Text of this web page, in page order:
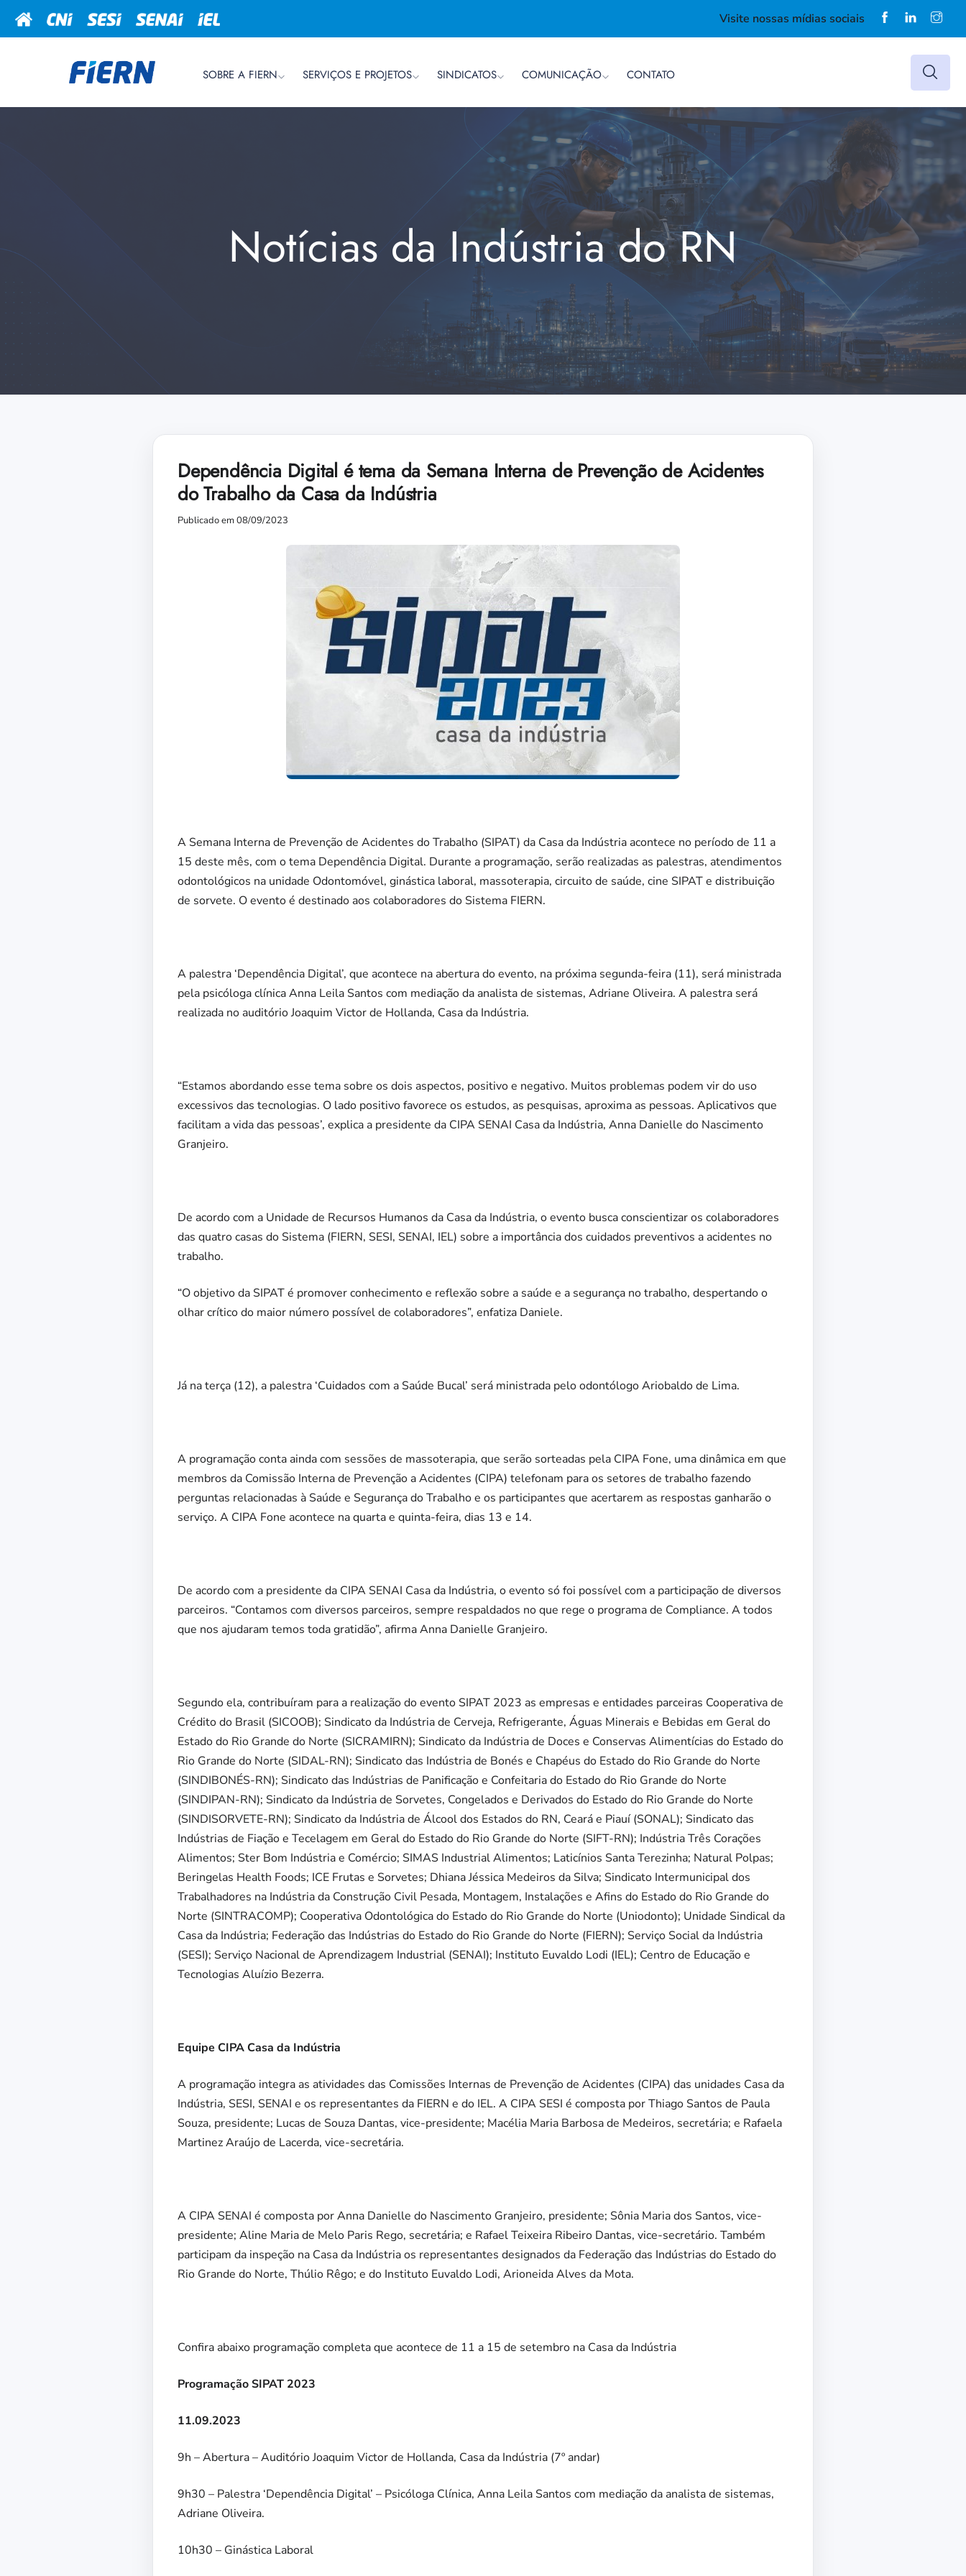
Visite nossas mídias sociais
SOBRE A FIERN SERVIÇOS E PROJETOS SINDICATOS COMUNICAÇÃO CONTATO
Notícias da Indústria do RN
Dependência Digital é tema da Semana Interna de Prevenção de Acidentes
do Trabalho da Casa da Indústria
Publicado em 08/09/2023
A Semana Interna de Prevenção de Acidentes do Trabalho (SIPAT) da Casa da Indústria acontece no período de 11 a
15 deste mês, com o tema Dependência Digital. Durante a programação, serão realizadas as palestras, atendimentos
odontológicos na unidade Odontomóvel, ginástica laboral, massoterapia, circuito de saúde, cine SIPAT e distribuição
de sorvete. O evento é destinado aos colaboradores do Sistema FIERN.
A palestra ‘Dependência Digital’, que acontece na abertura do evento, na próxima segunda-feira (11), será ministrada
pela psicóloga clínica Anna Leila Santos com mediação da analista de sistemas, Adriane Oliveira. A palestra será
realizada no auditório Joaquim Victor de Hollanda, Casa da Indústria.
“Estamos abordando esse tema sobre os dois aspectos, positivo e negativo. Muitos problemas podem vir do uso
excessivos das tecnologias. O lado positivo favorece os estudos, as pesquisas, aproxima as pessoas. Aplicativos que
facilitam a vida das pessoas’, explica a presidente da CIPA SENAI Casa da Indústria, Anna Danielle do Nascimento
Granjeiro.
De acordo com a Unidade de Recursos Humanos da Casa da Indústria, o evento busca conscientizar os colaboradores
das quatro casas do Sistema (FIERN, SESI, SENAI, IEL) sobre a importância dos cuidados preventivos a acidentes no
trabalho.
“O objetivo da SIPAT é promover conhecimento e reflexão sobre a saúde e a segurança no trabalho, despertando o
olhar crítico do maior número possível de colaboradores”, enfatiza Daniele.
Já na terça (12), a palestra ‘Cuidados com a Saúde Bucal’ será ministrada pelo odontólogo Ariobaldo de Lima.
A programação conta ainda com sessões de massoterapia, que serão sorteadas pela CIPA Fone, uma dinâmica em que
membros da Comissão Interna de Prevenção a Acidentes (CIPA) telefonam para os setores de trabalho fazendo
perguntas relacionadas à Saúde e Segurança do Trabalho e os participantes que acertarem as respostas ganharão o
serviço. A CIPA Fone acontece na quarta e quinta-feira, dias 13 e 14.
De acordo com a presidente da CIPA SENAI Casa da Indústria, o evento só foi possível com a participação de diversos
parceiros. “Contamos com diversos parceiros, sempre respaldados no que rege o programa de Compliance. A todos
que nos ajudaram temos toda gratidão”, afirma Anna Danielle Granjeiro.
Segundo ela, contribuíram para a realização do evento SIPAT 2023 as empresas e entidades parceiras Cooperativa de
Crédito do Brasil (SICOOB); Sindicato da Indústria de Cerveja, Refrigerante, Águas Minerais e Bebidas em Geral do
Estado do Rio Grande do Norte (SICRAMIRN); Sindicato da Indústria de Doces e Conservas Alimentícias do Estado do
Rio Grande do Norte (SIDAL-RN); Sindicato das Indústria de Bonés e Chapéus do Estado do Rio Grande do Norte
(SINDIBONÉS-RN); Sindicato das Indústrias de Panificação e Confeitaria do Estado do Rio Grande do Norte
(SINDIPAN-RN); Sindicato da Indústria de Sorvetes, Congelados e Derivados do Estado do Rio Grande do Norte
(SINDISORVETE-RN); Sindicato da Indústria de Álcool dos Estados do RN, Ceará e Piauí (SONAL); Sindicato das
Indústrias de Fiação e Tecelagem em Geral do Estado do Rio Grande do Norte (SIFT-RN); Indústria Três Corações
Alimentos; Ster Bom Indústria e Comércio; SIMAS Industrial Alimentos; Laticínios Santa Terezinha; Natural Polpas;
Beringelas Health Foods; ICE Frutas e Sorvetes; Dhiana Jéssica Medeiros da Silva; Sindicato Intermunicipal dos
Trabalhadores na Indústria da Construção Civil Pesada, Montagem, Instalações e Afins do Estado do Rio Grande do
Norte (SINTRACOMP); Cooperativa Odontológica do Estado do Rio Grande do Norte (Uniodonto); Unidade Sindical da
Casa da Indústria; Federação das Indústrias do Estado do Rio Grande do Norte (FIERN); Serviço Social da Indústria
(SESI); Serviço Nacional de Aprendizagem Industrial (SENAI); Instituto Euvaldo Lodi (IEL); Centro de Educação e
Tecnologias Aluízio Bezerra.
Equipe CIPA Casa da Indústria
A programação integra as atividades das Comissões Internas de Prevenção de Acidentes (CIPA) das unidades Casa da
Indústria, SESI, SENAI e os representantes da FIERN e do IEL. A CIPA SESI é composta por Thiago Santos de Paula
Souza, presidente; Lucas de Souza Dantas, vice-presidente; Macélia Maria Barbosa de Medeiros, secretária; e Rafaela
Martinez Araújo de Lacerda, vice-secretária.
A CIPA SENAI é composta por Anna Danielle do Nascimento Granjeiro, presidente; Sônia Maria dos Santos, vice-
presidente; Aline Maria de Melo Paris Rego, secretária; e Rafael Teixeira Ribeiro Dantas, vice-secretário. Também
participam da inspeção na Casa da Indústria os representantes designados da Federação das Indústrias do Estado do
Rio Grande do Norte, Thúlio Rêgo; e do Instituto Euvaldo Lodi, Arioneida Alves da Mota.
Confira abaixo programação completa que acontece de 11 a 15 de setembro na Casa da Indústria
Programação SIPAT 2023
11.09.2023
9h – Abertura – Auditório Joaquim Victor de Hollanda, Casa da Indústria (7º andar)
9h30 – Palestra ‘Dependência Digital’ – Psicóloga Clínica, Anna Leila Santos com mediação da analista de sistemas,
Adriane Oliveira.
10h30 – Ginástica Laboral